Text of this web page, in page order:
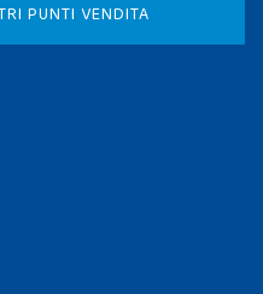
PUNTI VENDITA